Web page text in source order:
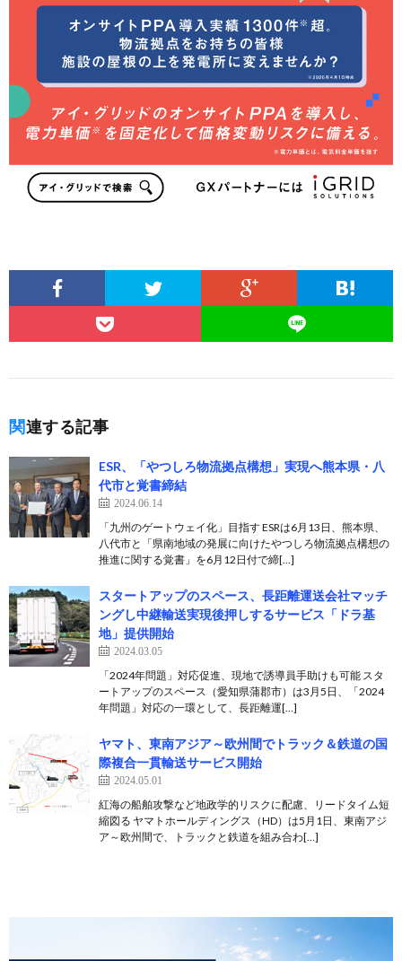
関連する記事
ESR、「やつしろ物流拠点構想」実現へ熊本県・⼋
代市と覚書締結
2024.06.14
「九州のゲートウェイ化」⽬指す ESRは6月13日、熊本県、
八代市と「県南地域の発展に向けたやつしろ物流拠点構想の
推進に関する覚書」を6月12日付で締[…]
スタートアップのスペース、長距離運送会社マッチ
ングし中継輸送実現後押しするサービス「ドラ基
地」提供開始
2024.03.05
「2024年問題」対応促進、現地で誘導員手助けも可能 スタ
ートアップのスペース（愛知県蒲郡市）は3月5日、「2024
年問題」対応の一環として、長距離運[…]
ヤマト、東南アジア～欧州間でトラック＆鉄道の国
際複合一貫輸送サービス開始
2024.05.01
紅海の船舶攻撃など地政学的リスクに配慮、リードタイム短
縮図る ヤマトホールディングス（HD）は5月1日、東南アジ
ア～欧州間で、トラックと鉄道を組み合わ[…]